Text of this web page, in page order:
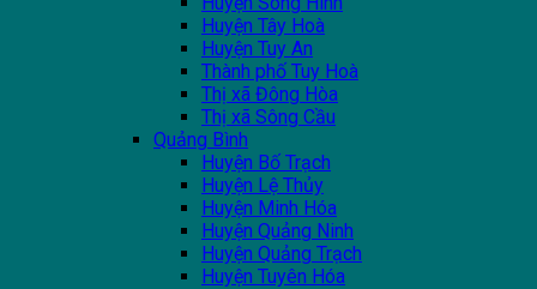
Huyện Tây Hoà
Huyện Tuy An
Thành phố Tuy Hoà
Thị xã Đông Hòa
Thị xã Sông Cầu
Quảng Bình
Huyện Bố Trạch
Huyện Lệ Thủy
Huyện Minh Hóa
Huyện Quảng Ninh
Huyện Quảng Trạch
Huyện Tuyên Hóa